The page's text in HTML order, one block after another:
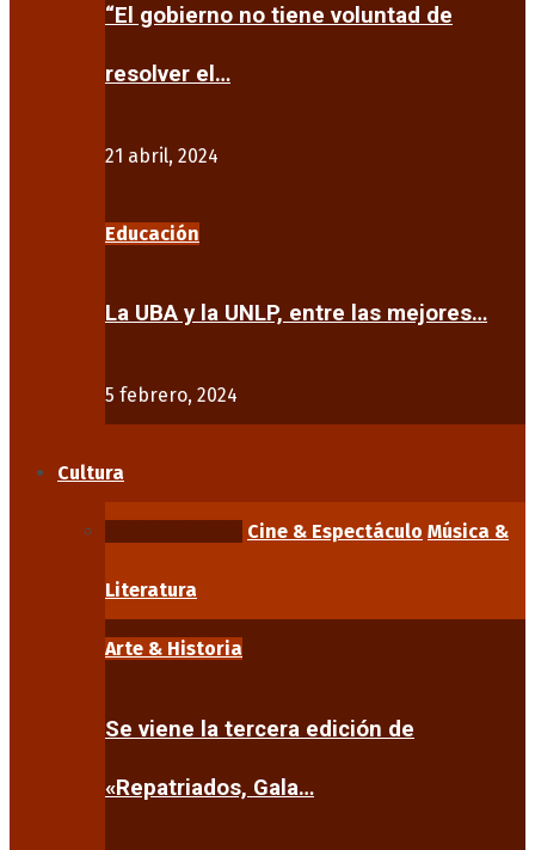
“El gobierno no tiene voluntad de
resolver el…
21 abril, 2024
Educación
La UBA y la UNLP, entre las mejores…
5 febrero, 2024
Cultura
Cine & Espectáculo Música &
Literatura
Arte & Historia
Se viene la tercera edición de
«Repatriados, Gala…